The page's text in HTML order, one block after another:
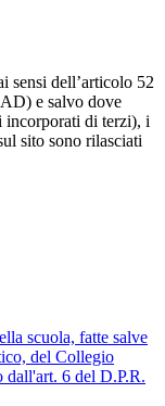
sensi dell’articolo 52
e salvo dove
incorporati di terzi), i
sito sono rilasciati
scuola, fatte salve
del Collegio
dall'art. 6 del D.P.R.